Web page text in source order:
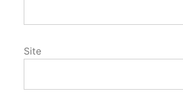
Site